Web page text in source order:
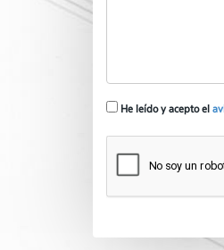
He leído y acepto el